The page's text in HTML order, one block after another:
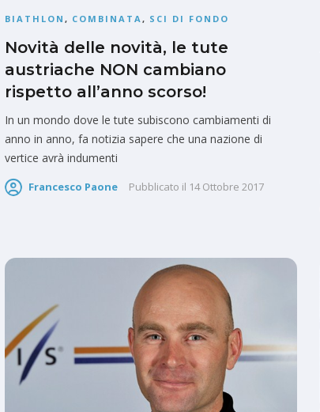
BIATHLON , COMBINATA, SCI DI FONDO
Novità delle novità, le tute
austriache NON cambiano
rispetto all’anno scorso!
In un mondo dove le tute subiscono cambiamenti di
anno in anno, fa notizia sapere che una nazione di
vertice avrà indumenti
Francesco Paone Pubblicato il 14 Ottobre 2017